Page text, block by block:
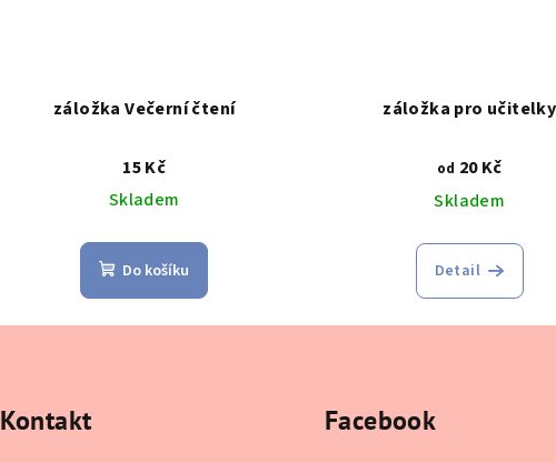
záložka Večerní čtení
15 Kč
Skladem
Do košíku
záložka pro učitelky
od 20 Kč
Skladem
Detail
Kontakt Facebook